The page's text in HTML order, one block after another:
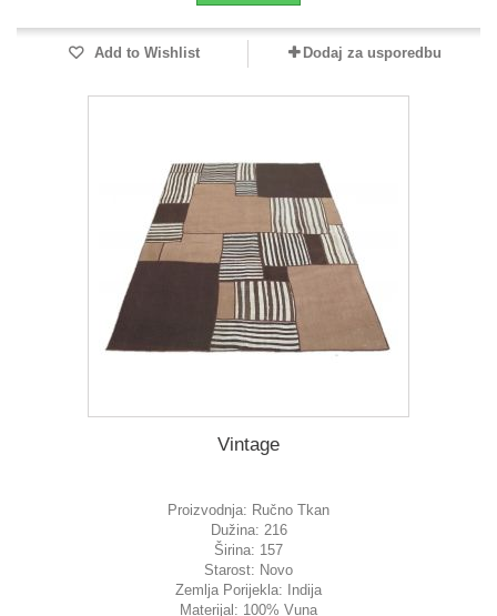
Add to Wishlist Dodaj za usporedbu
Vintage
Proizvodnja: Ručno Tkan
Dužina: 216
Širina: 157
Starost: Novo
Zemlja Porijekla:
Indija
Materijal: 100% Vuna